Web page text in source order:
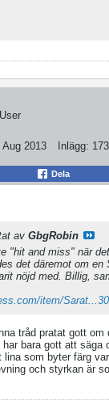
Aug 2013 Inlägg:
Dela
av GbgRobin
"hit and miss" när
det däremot om en
nöjd med. Billig,
item/
tråd pratat gott om
bara gott att säga
lina som byter färg
och styrkan är